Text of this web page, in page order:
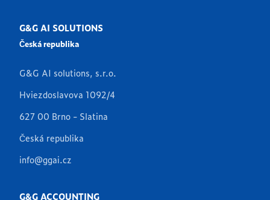
G&G AI SOLUTIONS
Česká republika
G&G AI solutions, s.r.o.
Hviezdoslavova 1092/4
627 00 Brno - Slatina
Česká republika
info@ggai.cz
G&G ACCOUNTING